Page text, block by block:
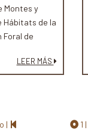
Montes y
Hábitats de la
Foral de
sus colegios
han
por
LEER MÁS
|
1